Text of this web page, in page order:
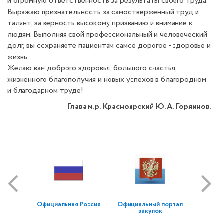
Выражаю признательность за самоотверженный труд и
талант, за верность высокому призванию и внимание к
людям. Выполняя свой профессиональный и человеческий
долг, вы сохраняете пациентам самое дорогое - здоровье и
жизнь.
Желаю вам доброго здоровья, большого счастья,
жизненного благополучия и новых успехов в благородном
и благодарном труде!
Глава м.р. Красноярский Ю.А. Горяинов.
Официальная Россия Официальный портал
закупок